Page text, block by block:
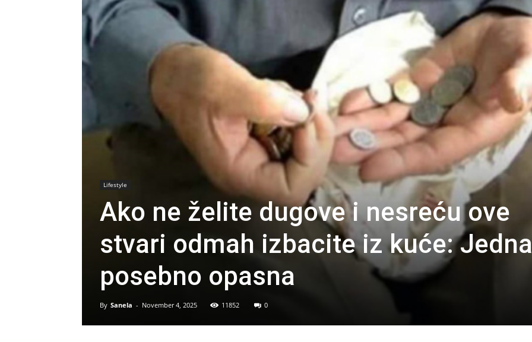
Lifestyle
Ako ne želite dugove i nesreću ove
stvari odmah izbacite iz kuće:
posebno opasna
By Sanela - November 4, 2025 11852 0